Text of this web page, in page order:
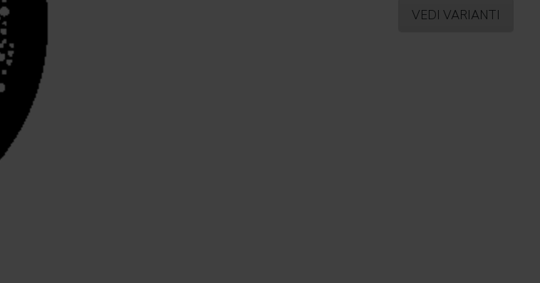
VEDI VARIANTI